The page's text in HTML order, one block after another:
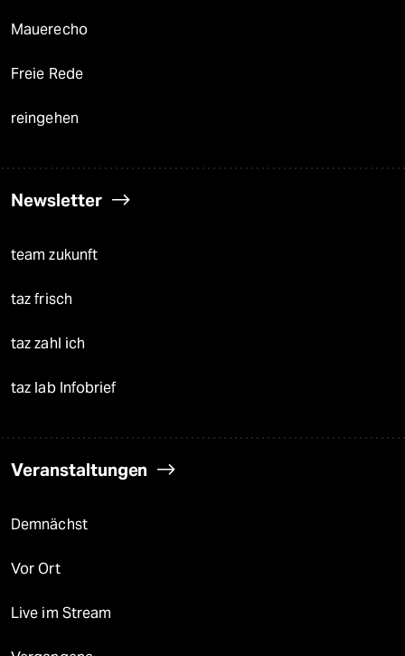
Mauerecho
Freie Rede
reingehen
Newsletter
team zukunft
taz frisch
taz zahl ich
taz lab Infobrief
Veranstaltungen
Demnächst
Vor Ort
Live im Stream